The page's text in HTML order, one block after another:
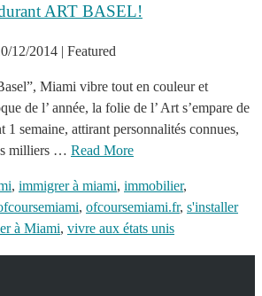
ART BASEL!
12/2014 | Featured
Miami vibre tout en couleur et
de l’ année, la folie de l’ Art s’empare de
semaine, attirant personnalités connues,
milliers … Read More
, immigrer à miami, immobilier,
, ofcoursemiami.fr, s'installer
à Miami, vivre aux états unis